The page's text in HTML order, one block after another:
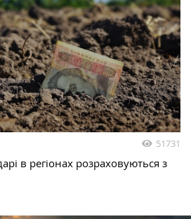
51731
в регіонах розраховуються з